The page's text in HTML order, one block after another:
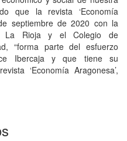
que la revista ‘Economía
septiembre de 2020 con la
La Rioja y el Colegio de
“forma parte del esfuerzo
Ibercaja y que tiene su
‘Economía Aragonesa’,